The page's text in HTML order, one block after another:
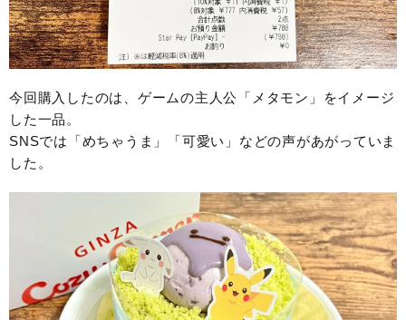
今回購入したのは、ゲームの主人公「メタモン」をイメージ
した一品。
SNSでは「めちゃうま」「可愛い」などの声があがっていま
した。